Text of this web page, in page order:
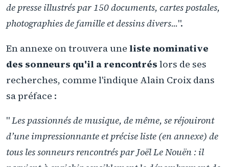
de presse illustrés par 150 documents, cartes postales,
photographies de famille et dessins divers...".
En annexe on trouvera une liste nominative
des sonneurs qu'il a rencontrés lors de ses
recherches, comme l'indique Alain Croix dans
sa préface :
"Les passionnés de musique, de même, se réjouiront
d’une impressionnante et précise liste (en annexe) de
tous les sonneurs rencontrés par Joël Le Nouën : il